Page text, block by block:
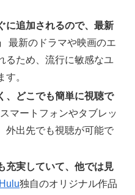
に追加されるので、最新
最新のドラマや映画のエ
るため、流行に敏感なユ
。
、どこでも簡単に視聴で
マートフォンやタブレッ
外出先でも視聴が可能で
充実していて、他では見
Hulu独自のオリジナル作品